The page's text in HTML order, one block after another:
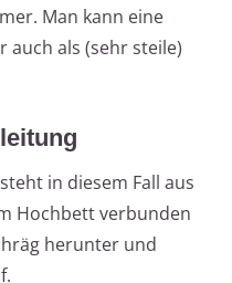
Man kann eine
als (sehr steile)
in diesem Fall aus
Hochbett verbunden
herunter und